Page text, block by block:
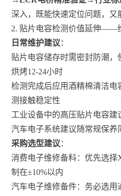
深入，既能快速定位问题，又
2. 贴片电容检测价值延伸——
日常维护建议 ：
贴片电容储存时需密封防潮
烘烤12-24小时
检测完成后应用酒精棉清洁
测接触稳定性
工业设备中的高压贴片电容建
汽车电子系统建议随常规保养
采购选型建议 ：
消费电子维修备料：优先选
制在±10%以内
汽车电子维修备件：务必选用